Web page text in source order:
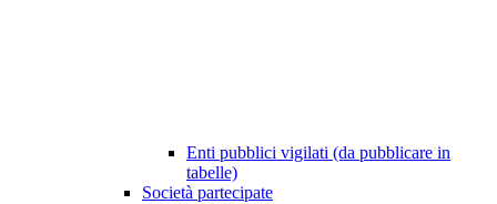
Enti pubblici vigilati (da pubblicare in
tabelle)
Società partecipate